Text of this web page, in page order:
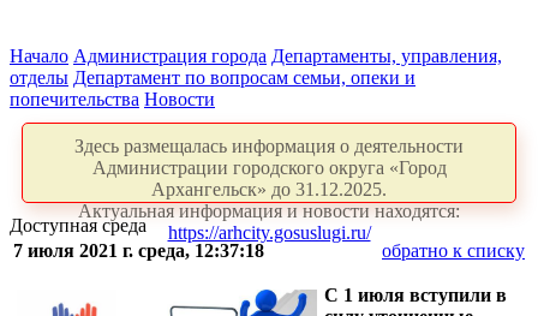
Начало Администрация города Департаменты, управления,
отделы Департамент по вопросам семьи, опеки и
попечительства Новости
Здесь размещалась информация о деятельности
Администрации городского округа «Город
Архангельск» до 31.12.2025.
Актуальная информация и новости находятся:
https://arhcity.gosuslugi.ru/
Доступная среда
7 июля 2021 г. среда, 12:37:18
обратно к списку
С 1 июля вступили в